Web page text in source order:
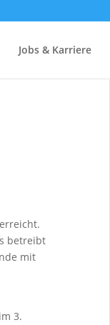
Jobs & Karriere
betreibt
mit
3.